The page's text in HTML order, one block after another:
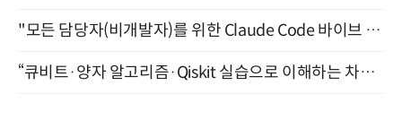
"모든 담당자(비개발자)를 위한 Claude Code 바이브 코딩 2-day 부트캠프" 9월 16~17일 개최
“큐비트·양자 알고리즘·Qiskit 실습으로 이해하는 차세대 컴퓨팅” (8/28)